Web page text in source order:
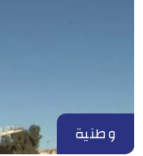
وطنية